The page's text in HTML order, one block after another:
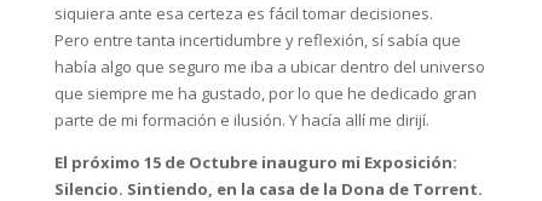
siquiera ante esa certeza es fácil tomar decisiones.
Pero entre tanta incertidumbre y reflexión, sí sabía que
había algo que seguro me iba a ubicar dentro del universo
que siempre me ha gustado, por lo que he dedicado gran
parte de mi formación e ilusión. Y hacía allí me dirijí.
El próximo 15 de Octubre inauguro mi Exposición:
Silencio. Sintiendo, en la casa de la Dona de Torrent.